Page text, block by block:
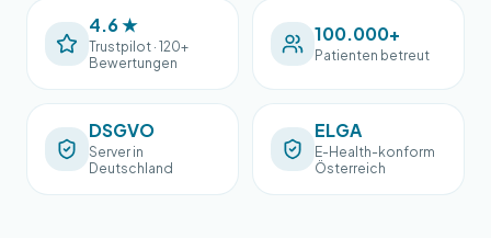
4.6 ★
Trustpilot · 120+
Bewertungen
100.000+
Patienten betreut
DSGVO
Server in
Deutschland
ELGA
E-Health-konform
Österreich